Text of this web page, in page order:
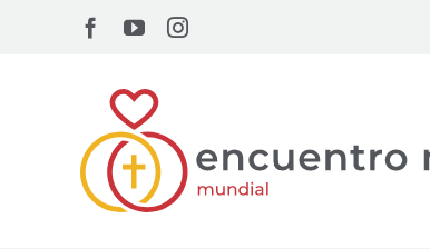
Facebook
YouTubeInstagram